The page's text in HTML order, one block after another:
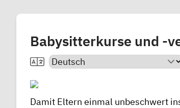
Babysitterkurse und -
Damit Eltern einmal unbeschwert